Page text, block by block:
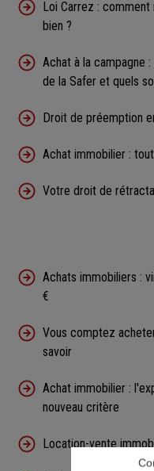
Loi Carrez : comment
bien ?
Achat à la campagne
de la Safer et quels
Droit de préemption
Achat immobilier :
Votre droit de
Achats immobiliers :
€
Vous comptez
savoir
Achat immobilier :
nouveau critère
Location-vente